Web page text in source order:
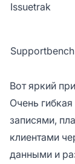
Issuetrak
Supportbench
Вот яркий
Очень
записями,
клиентами
данными и